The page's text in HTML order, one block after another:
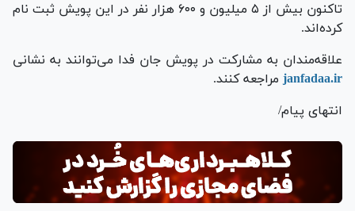
تاکنون بیش از ۵ میلیون و ۶۰۰ هزار نفر در این پویش ثبت نام
کرده‌اند.
علاقه‌مندان به مشارکت در پویش جان فدا می‌توانند به نشانی
janfadaa.irمراجعه کنند.
انتهای پیام/